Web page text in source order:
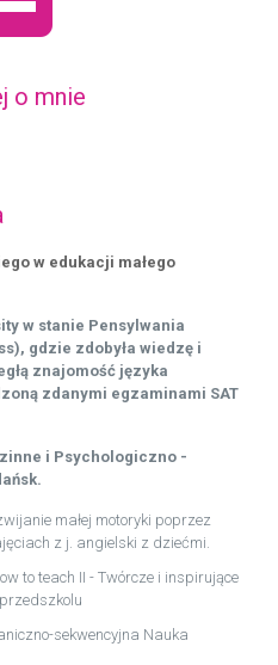
o mnie
w edukacji małego
w stanie Pensylwania
gdzie zdobyła wiedzę i
znajomość języka
zdanymi egzaminami SAT
i Psychologiczno -
małej motoryki poprzez
z j. angielski z dziećmi.
to teach II - Twórcze i inspirujące
sekwencyjna Nauka